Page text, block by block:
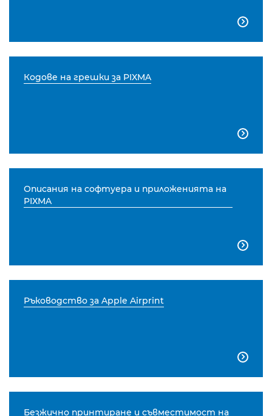

Кодове на грешки за PIXMA

Описания на софтуера и приложенията на
PIXMA

Ръководство за Apple Airprint

Безжично принтиране и съвместимост на